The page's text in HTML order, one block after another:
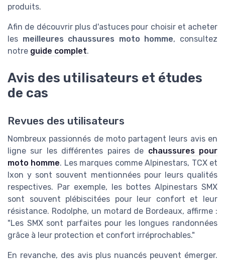
produits.
Afin de découvrir plus d'astuces pour choisir et acheter
les meilleures chaussures moto homme, consultez
notre guide complet.
Avis des utilisateurs et études
de cas
Revues des utilisateurs
Nombreux passionnés de moto partagent leurs avis en
ligne sur les différentes paires de chaussures pour
moto homme. Les marques comme Alpinestars, TCX et
Ixon y sont souvent mentionnées pour leurs qualités
respectives. Par exemple, les bottes Alpinestars SMX
sont souvent plébiscitées pour leur confort et leur
résistance. Rodolphe, un motard de Bordeaux, affirme :
"Les SMX sont parfaites pour les longues randonnées
grâce à leur protection et confort irréprochables."
En revanche, des avis plus nuancés peuvent émerger.